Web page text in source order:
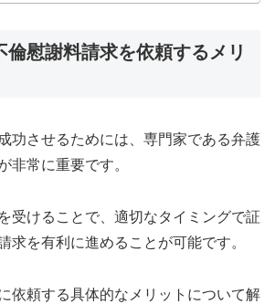
倫慰謝料請求を依頼するメリ
功させるためには、専門家である弁護
非常に重要です。
受けることで、適切なタイミングで証
求を有利に進めることが可能です。
依頼する具体的なメリットについて解